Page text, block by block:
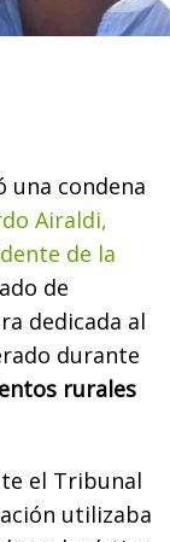
una condena
Airaldi,
de la
de
dedicada al
durante
rurales
el Tribunal
utilizaba